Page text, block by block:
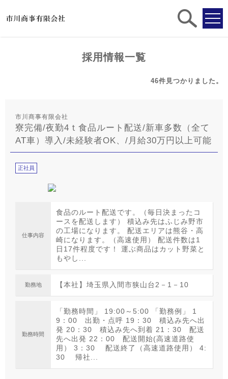
採用情報一覧
46件 見つかりました。
市川商事有限会社
寮完備/夜勤4ｔ食品ルート配送/新車多数（全て
AT車）導入/未経験者OK、/月給30万円以上可能
正社員
仕事内容
食品のルート配送です。（毎日決まったコ
ースを配送します） 積込み先はふじみ野市
の工場になります。 配送エリアは熊谷・高
崎になります。（高速使用） 配送件数は1
日17件程度です！ 運ぶ商品はカット野菜と
もやし...
勤務地 【本社】埼玉県入間市狭山台2－1－10
勤務時間
「勤務時間」 19:00～5:00 「勤務例」 1
9：00 出勤・点呼 19：30 積込み先へ出
発 20：30 積込み先へ到着 21：30 配送
先へ出発 22：00 配送開始(高速道路使
用） 3：30 配送終了（高速道路使用） 4:
30 帰社...